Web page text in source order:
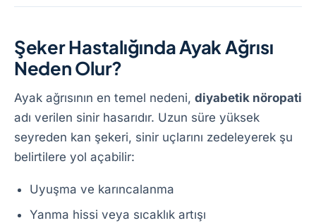
Şeker Hastalığında Ayak Ağrısı
Neden Olur?
Ayak ağrısının en temel nedeni, diyabetik nöropati
adı verilen sinir hasarıdır. Uzun süre yüksek
seyreden kan şekeri, sinir uçlarını zedeleyerek şu
belirtilere yol açabilir:
Uyuşma ve karıncalanma
Yanma hissi veya sıcaklık artışı